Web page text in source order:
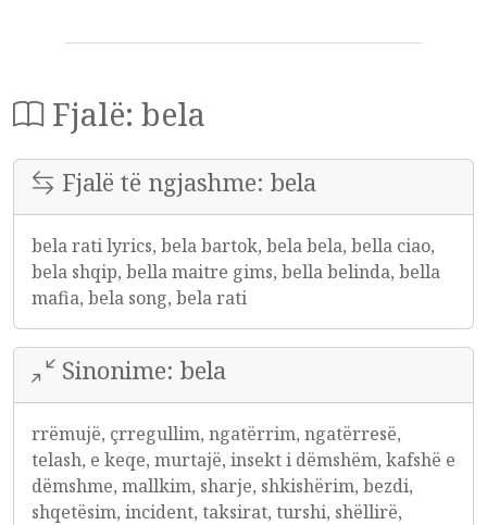
Fjalë: bela
Fjalë të ngjashme: bela
bela rati lyrics, bela bartok, bela bela, bella ciao,
bela shqip, bella maitre gims, bella belinda, bella
mafia, bela song, bela rati
Sinonime: bela
rrëmujë, çrregullim, ngatërrim, ngatërresë,
telash, e keqe, murtajë, insekt i dëmshëm, kafshë e
dëmshme, mallkim, sharje, shkishërim, bezdi,
shqetësim, incident, taksirat, turshi, shëllirë,